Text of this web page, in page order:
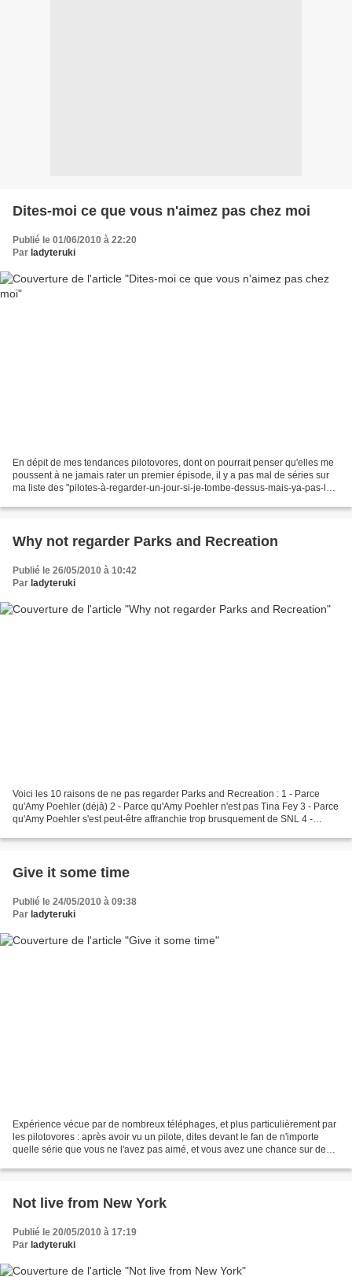
Dites-moi ce que vous n'aimez pas chez moi
Publié le 01/06/2010 à 22:20
Par ladyteruki
En dépit de mes tendances pilotovores, dont on pourrait penser qu'elles me
poussent à ne jamais rater un premier épisode, il y a pas mal de séries sur
ma liste des "pilotes-à-regarder-un-jour-si-je-tombe-dessus-mais-ya-pas-le-
Why not regarder Parks and Recreation
Publié le 26/05/2010 à 10:42
Par ladyteruki
Voici les 10 raisons de ne pas regarder Parks and Recreation : 1 - Parce
qu'Amy Poehler (déjà) 2 - Parce qu'Amy Poehler n'est pas Tina Fey 3 - Parce
qu'Amy Poehler s'est peut-être affranchie trop brusquement de SNL 4 -
Give it some time
Publié le 24/05/2010 à 09:38
Par ladyteruki
Expérience vécue par de nombreux téléphages, et plus particulièrement par
les pilotovores : après avoir vu un pilote, dites devant le fan de n'importe
quelle série que vous ne l'avez pas aimé, et vous avez une chance sur deux
Not live from New York
Publié le 20/05/2010 à 17:19
Par ladyteruki